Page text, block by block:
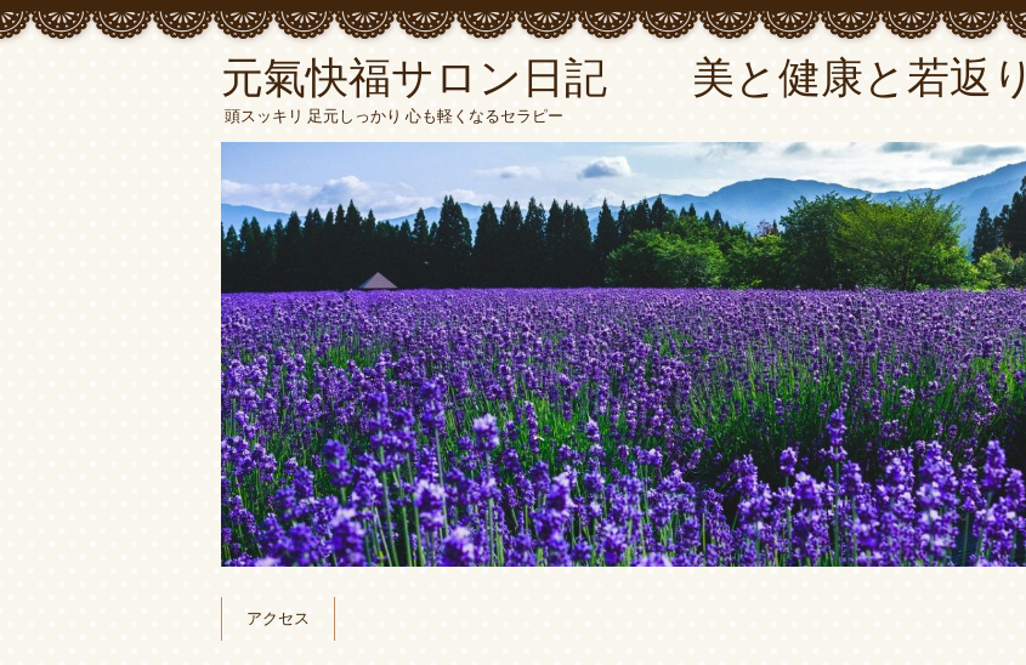
元氣快福サロン日記 美と健康と若返り
頭スッキリ 足元しっかり 心も軽くなるセラピー
アクセス